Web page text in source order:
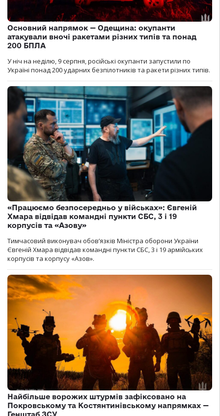
Основний напрямок — Одещина: окупанти
атакували вночі ракетами різних типів та понад
200 БПЛА
У ніч на неділю, 9 серпня, російські окупанти запустили по
Україні понад 200 ударних безпілотників та ракети різних типів.
«Працюємо безпосередньо у військах»: Євгеній
Хмара відвідав командні пункти СБС, 3 і 19
корпусів та «Азову»
Тимчасовий виконувач обов’язків Міністра оборони України
Євгеній Хмара відвідав командні пункти СБС, 3 і 19 армійських
корпусів та корпусу «Азов».
Найбільше ворожих штурмів зафіксовано на
Покровському та Костянтинівському напрямках —
Генштаб ЗСУ